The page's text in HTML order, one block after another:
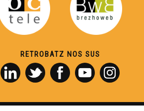
RETROBATZ NOS SUS